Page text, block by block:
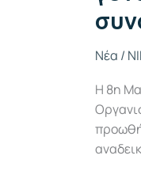
Νέα /
Η 8η